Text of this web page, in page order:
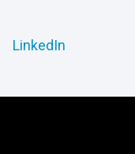
LinkedIn